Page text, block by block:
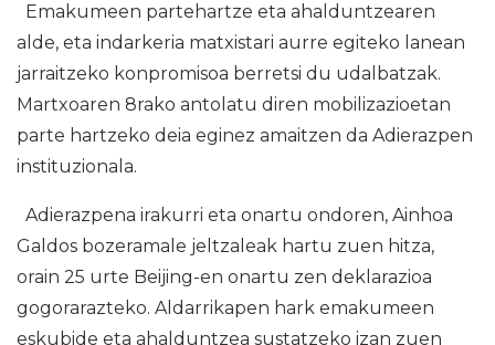
Emakumeen partehartze eta ahalduntzearen
alde, eta indarkeria matxistari aurre egiteko lanean
jarraitzeko konpromisoa berretsi du udalbatzak.
Martxoaren 8rako antolatu diren mobilizazioetan
parte hartzeko deia eginez amaitzen da Adierazpen
instituzionala.
Adierazpena irakurri eta onartu ondoren, Ainhoa
Galdos bozeramale jeltzaleak hartu zuen hitza,
orain 25 urte Beijing-en onartu zen deklarazioa
gogorarazteko. Aldarrikapen hark emakumeen
eskubide eta ahalduntzea sustatzeko izan zuen